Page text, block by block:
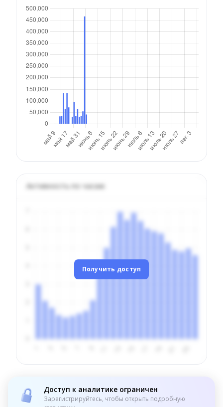
Активность по часам
Получить доступ
Доступ к аналитике ограничен
Зарегистрируйтесь, чтобы открыть подробную